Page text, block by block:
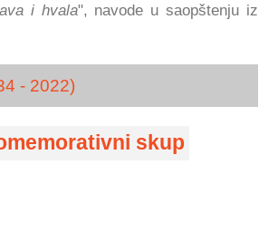
i hvala", navode u saopštenju iz
- 2022)
skup